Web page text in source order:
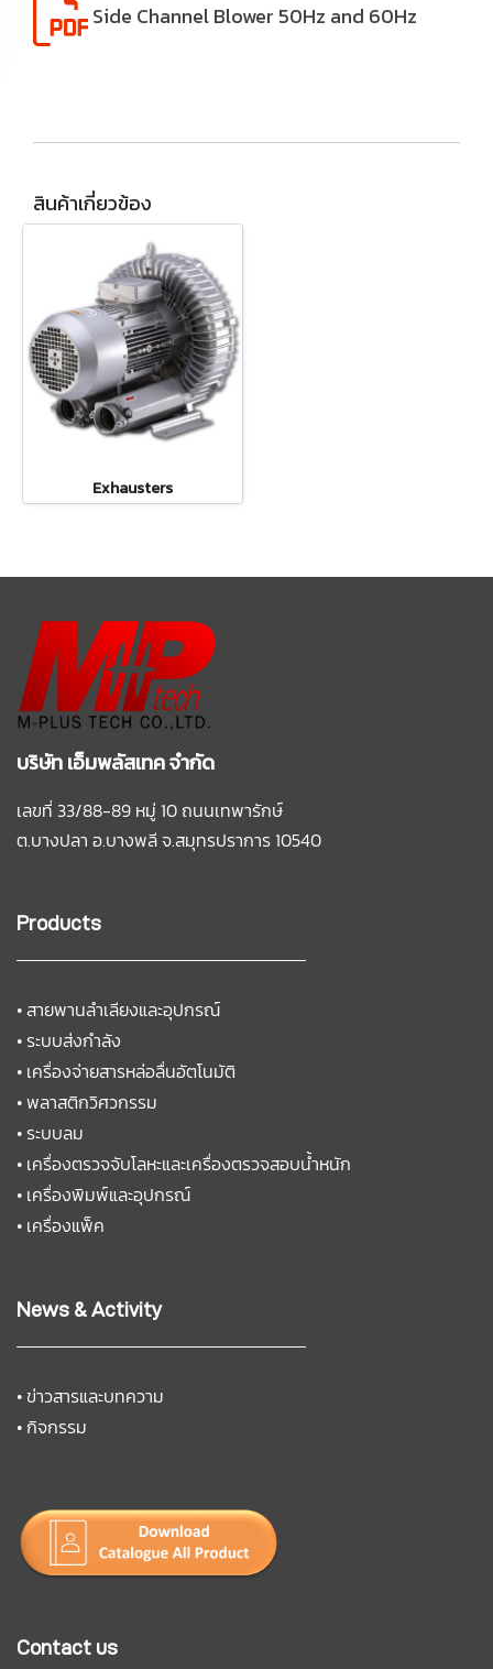
Side Channel Blower 50Hz and 60Hz
สินค้าเกี่ยวข้อง
Exhausters
บริษัท เอ็มพลัสเทค จำกัด
เลขที่ 33/88-89 หมู่ 10 ถนนเทพารักษ์
ต.บางปลา อ.บางพลีจ.สมุทรปราการ 10540
Products
•สายพานลำเลียงและอุปกรณ์
•ระบบส่งกำลัง
• เครื่องจ่ายสารหล่อลื่นอัตโนมัติ
•พลาสติกวิศวกรรม
•ระบบลม
• เครื่องตรวจจับโลหะและเครื่องตรวจสอบน้ำหนัก
• เครื่องพิมพ์และอุปกรณ์
• เครื่องแพ็ค
News & Activity
•ข่าวสารและบทความ
•กิจกรรม
Contact us